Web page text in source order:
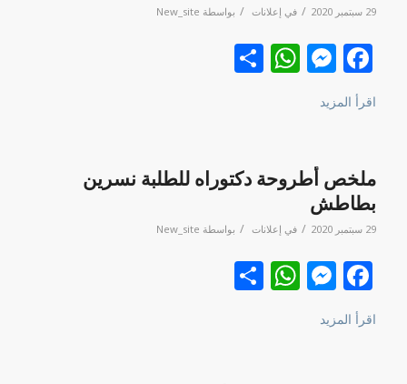
29 سبتمبر 2020 / في إعلانات / بواسطة New_site
Facebook
Messenger
WhatsApp
نشر
اقرأ المزيد
ملخص أطروحة دكتوراه للطلبة نسرين
بطاطش
29 سبتمبر 2020 / في إعلانات / بواسطة New_site
Facebook
Messenger
WhatsApp
نشر
اقرأ المزيد